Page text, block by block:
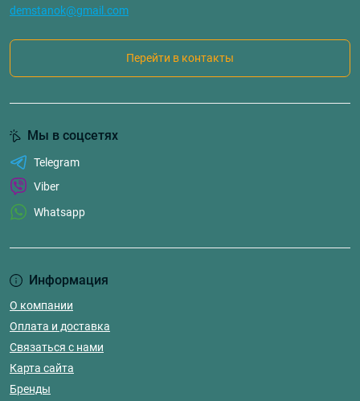
demstanok@gmail.com
Перейти в контакты
Информация
О компании
Оплата и доставка
Связаться с нами
Карта сайта
Бренды
Мы в соцсетях
Telegram
Viber
Whatsapp